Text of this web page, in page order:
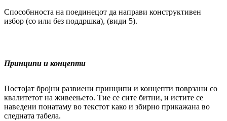
Способ­нноста на поединецот да направи кон­структивен
избор (со или без поддршка), (ви­ди 5).
Принципи и концепти
Постојат бројни развиени принципи и кон­цеп­ти поврзани со
квалитетот на живеењето. Тие се сите битни, и истите се
наведени по­на­та­му во текстот како и збирно прикажана во
след­ната табела.